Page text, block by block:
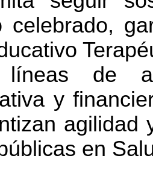
celebrado,
de
y
agilidad
en